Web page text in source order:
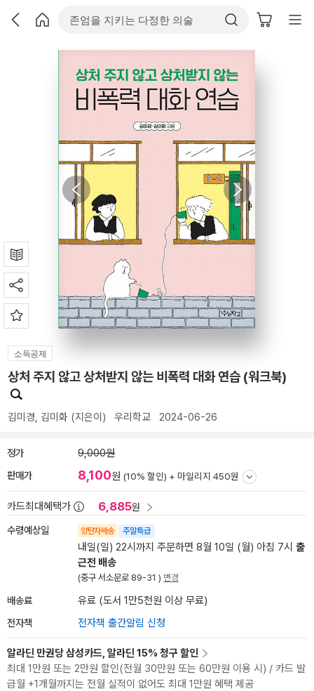
소득공제
상처 주지 않고 상처받지 않는 비폭력 대화 연습 (워크북)
김미경, 김미화 (지은이) 우리학교 2024-06-26
정가 9,000원
판매가 8,100원 (10% 할인) + 마일리지 450원
카드최대혜택가 6,885원
수령예상일 양탄자배송 주말특급
내일(일) 22시까지 주문하면 8월 10일 (월) 아침 7시 출
근전 배송
(중구 서소문로 89-31 ) 변경
배송료 유료 (도서 1만5천원 이상 무료)
전자책 전자책 출간알림 신청
알라딘 만권당 삼성카드, 알라딘 15% 청구 할인
최대 1만원 또는 2만원 할인(전월 30만원 또는 60만원 이용 시) / 카드 발
급월 +1개월까지는 전월 실적이 없어도 최대 1만원 혜택 제공